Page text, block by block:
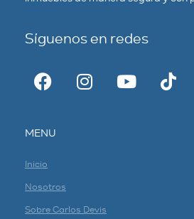
Síguenos en redes
MENU
Inicio
Nosotros
Sobre Carlos Devis